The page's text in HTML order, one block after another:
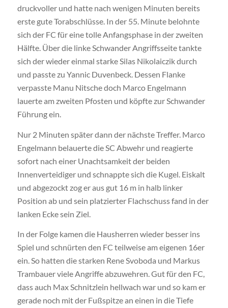
druckvoller und hatte nach wenigen Minuten bereits
erste gute Torabschlüsse. In der 55. Minute belohnte
sich der FC für eine tolle Anfangsphase in der zweiten
Hälfte. Über die linke Schwander Angriffsseite tankte
sich der wieder einmal starke Silas Nikolaiczik durch
und passte zu Yannic Duvenbeck. Dessen Flanke
verpasste Manu Nitsche doch Marco Engelmann
lauerte am zweiten Pfosten und köpfte zur Schwander
Führung ein.
Nur 2 Minuten später dann der nächste Treffer. Marco
Engelmann belauerte die SC Abwehr und reagierte
sofort nach einer Unachtsamkeit der beiden
Innenverteidiger und schnappte sich die Kugel. Eiskalt
und abgezockt zog er aus gut 16 m in halb linker
Position ab und sein platzierter Flachschuss fand in der
lanken Ecke sein Ziel.
In der Folge kamen die Hausherren wieder besser ins
Spiel und schnürten den FC teilweise am eigenen 16er
ein. So hatten die starken Rene Svoboda und Markus
Trambauer viele Angriffe abzuwehren. Gut für den FC,
dass auch Max Schnitzlein hellwach war und so kam er
gerade noch mit der Fußspitze an einen in die Tiefe